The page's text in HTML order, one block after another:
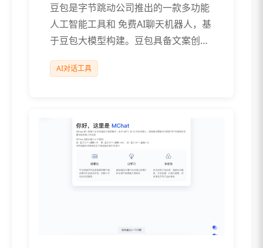
豆包是字节跳动公司推出的一款多功能
人工智能工具和 免费AI聊天机器人，基
于豆包大模型构建。豆包具备文案创
AI对话工具